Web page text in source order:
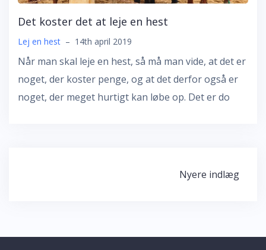
Det koster det at leje en hest
Lej en hest – 14th april 2019
Når man skal leje en hest, så må man vide, at det er
noget, der koster penge, og at det derfor også er
noget, der meget hurtigt kan løbe op. Det er do
Nyere indlæg